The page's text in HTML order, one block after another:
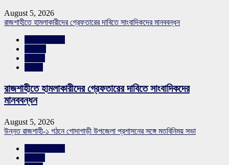
August 5, 2026
রাজশাহীতে হামলাকারীদের গ্রেফতারের দাবিতে সাংবাদিকদের মানববন্ধন
রাজশাহীতে হামলাকারীদের গ্রেফতারের দাবিতে সাংবাদিকদের
মানববন্ধন
August 5, 2026
উন্নত রাজশাহী-১ গঠনে গোদাগাড়ী উপজেলা প্রশাসনের সঙ্গে মতবিনিময় সভা